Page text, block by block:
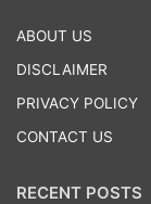
ABOUT US
DISCLAIMER
PRIVACY POLICY
CONTACT US
RECENT POSTS